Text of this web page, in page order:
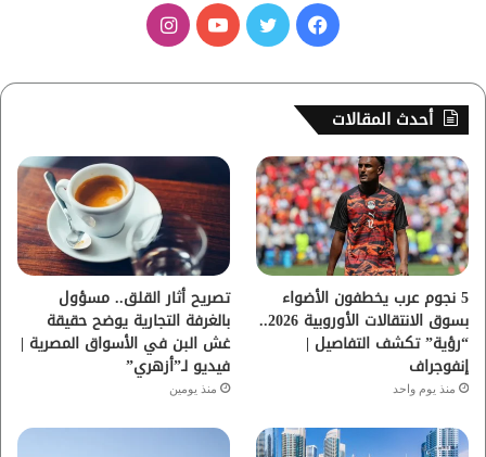
س
ب
و
ك
ر
ي
و
ب
ت
ق
ر
ا
م
أحدث المقالات
5 نجوم عرب يخطفون الأضواء
بسوق الانتقالات الأوروبية 2026..
“رؤية” تكشف التفاصيل |
إنفوجراف
منذ يوم واحد
تصريح أثار القلق.. مسؤول
بالغرفة التجارية يوضح حقيقة
غش البن في الأسواق المصرية |
فيديو لـ”أزهري”
منذ يومين